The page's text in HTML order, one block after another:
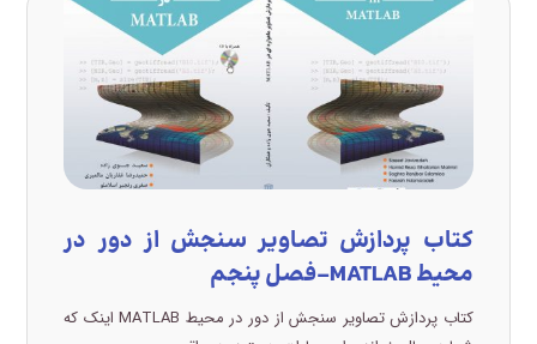
کتاب پردازش تصاویر سنجش از دور در
محیط MATLAB-فصل پنجم
کتاب پردازش تصاویر سنجش از دور در محیط MATLAB اینک که